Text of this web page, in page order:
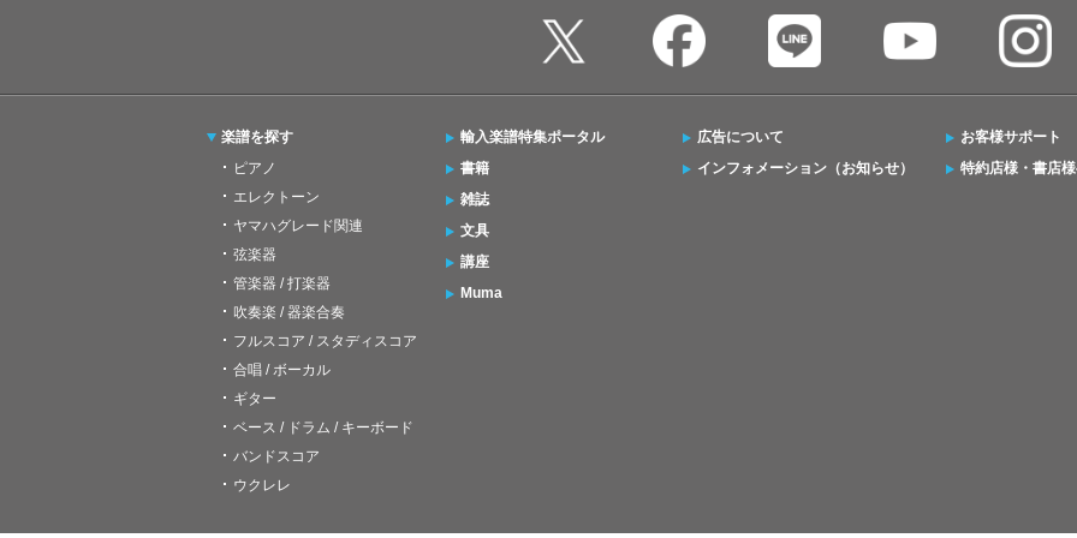
楽譜を探す
ピアノ
エレクトーン
ヤマハグレード関連
弦楽器
管楽器 / 打楽器
吹奏楽 / 器楽合奏
フルスコア / スタディスコア
合唱 / ボーカル
ギター
ベース / ドラム / キーボード
バンドスコア
ウクレレ
輸入楽譜特集ポータル
書籍
雑誌
文具
講座
Muma
広告について
インフォメーション（お知らせ）
お客様サポート
特約店様・書店